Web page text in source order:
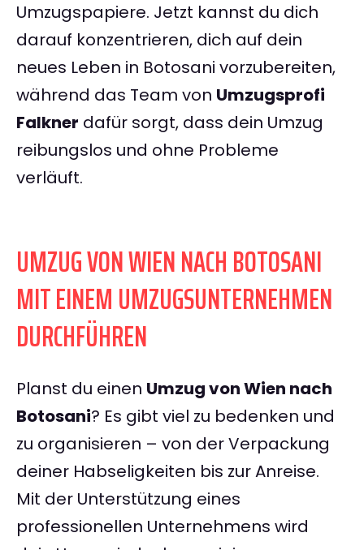
Umzugspapiere. Jetzt kannst du dich
darauf konzentrieren, dich auf dein
neues Leben in Botosani vorzubereiten,
während das Team von Umzugsprofi
Falkner dafür sorgt, dass dein Umzug
reibungslos und ohne Probleme
verläuft.
UMZUG VON WIEN NACH BOTOSANI
MIT EINEM UMZUGSUNTERNEHMEN
DURCHFÜHREN
Planst du einen Umzug von Wien nach
Botosani? Es gibt viel zu bedenken und
zu organisieren – von der Verpackung
deiner Habseligkeiten bis zur Anreise.
Mit der Unterstützung eines
professionellen Unternehmens wird